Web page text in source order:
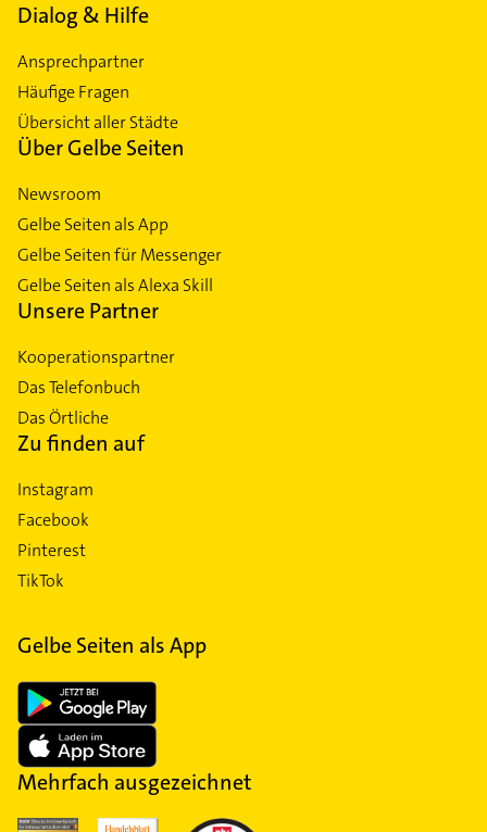
Dialog & Hilfe
Ansprechpartner
Häufige Fragen
Übersicht aller Städte
Über Gelbe Seiten
Newsroom
Gelbe Seiten als App
Gelbe Seiten für Messenger
Gelbe Seiten als Alexa Skill
Unsere Partner
Kooperationspartner
Das Telefonbuch
Das Örtliche
Zu finden auf
Instagram
Facebook
Pinterest
TikTok
Gelbe Seiten als App
Mehrfach ausgezeichnet